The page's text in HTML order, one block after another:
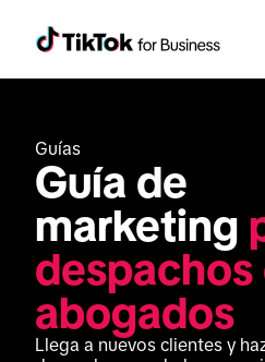
Guías
Guía de
marketing
despachos
abogados
Llega a nuevos clientes y